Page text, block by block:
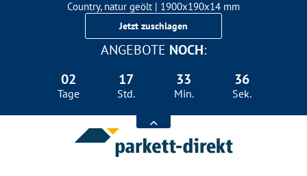
Country, natur geölt | 1900x190x14 mm
Landhausdiele Eiche für nur 29,90 €/m²
Jetzt zuschlagen
ANGEBOTE NOCH:
02
Tage
17
Std.
33
Min.
35
Sek.